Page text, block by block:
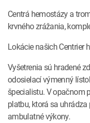
Centrá hemostázy a
krvného zrážania,
Lokácie našich Centrier
Vyšetrenia sú hradené
odosielací výmenný
špecialistu. V opačnom
platbu, ktorá sa
ambulatné výkony.